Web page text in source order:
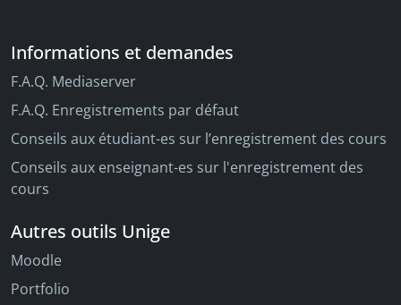
Informations et demandes
F.A.Q. Mediaserver
F.A.Q. Enregistrements par défaut
Conseils aux étudiant-es sur l’enregistrement des cours
Conseils aux enseignant-es sur l'enregistrement des
cours
Autres outils Unige
Moodle
Portfolio